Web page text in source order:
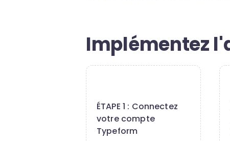
Implémentez
ÉTAPE 1 : Connectez
votre compte
Typeform